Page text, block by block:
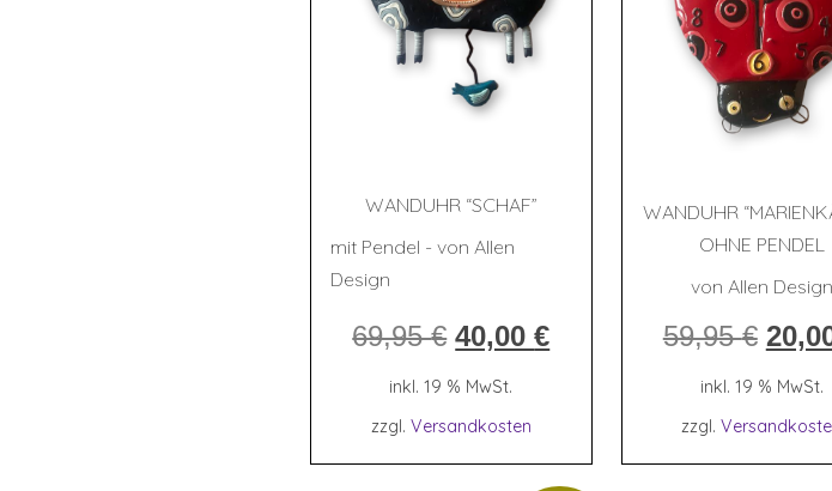
WAND­UHR “SCHAF”
mit Pendel - von Allen
Design
69,95€ Ursprünglicher
war:
69,95 €
40,00€Aktueller
inkl. 19 % MwSt.
zzgl. Versandkosten
WAND­UHR
OHNE PENDEL
von Allen Design
59,95€
war:
59,95
inkl. 19 % MwSt.
zzgl.